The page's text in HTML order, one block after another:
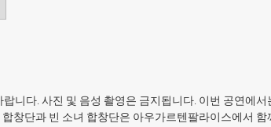
니다. 사진 및 음성 촬영은 금지됩니다. 이번 공연에서
창단과 빈 소녀 합창단은 아우가르텐팔라이스에서